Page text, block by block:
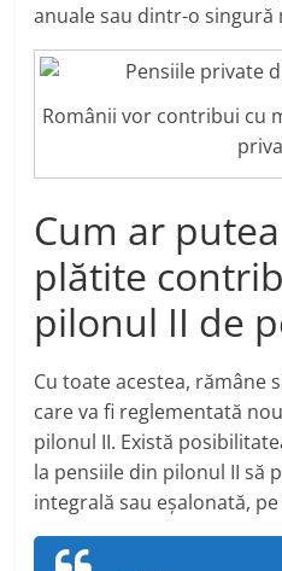
anuale sau dintr-o singură
Românii vor contribui cu
Cum ar
plătite
pilonul II de
Cu toate acestea, rămâne
care va fi reglementată
pilonul II. Există
la pensiile din pilonul II să
integrală sau eșalonată,